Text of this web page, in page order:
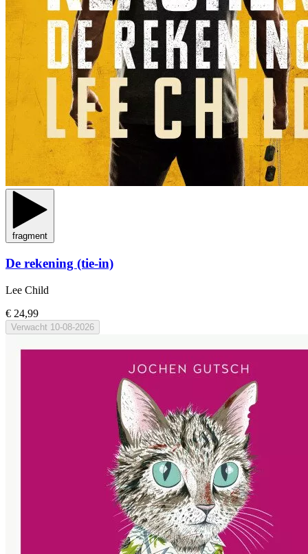
fragment
De rekening (tie-in)
Lee Child
€ 24,99
Verwacht 10-08-2026